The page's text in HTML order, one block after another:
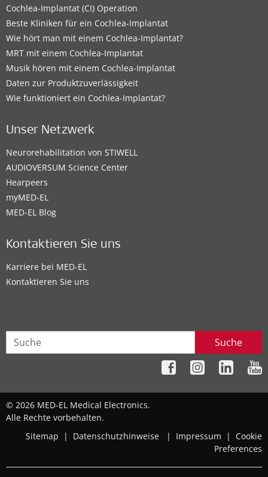
Cochlea-Implantat (CI) Operation
Beste Kliniken für ein Cochlea-Implantat
Wie hört man mit einem Cochlea-Implantat?
MRT mit einem Cochlea-Implantat
Musik hören mit einem Cochlea-Implantat
Daten zur Produktzuverlässigkeit
Wie funktioniert ein Cochlea-Implantat?
Unser Netzwerk
Neurorehabilitation von STIWELL
AUDIOVERSUM Science Center
Hearpeers
myMED‑EL
MED-EL Blog
Kontaktieren Sie uns
Karriere bei MED-EL
Kontaktieren Sie uns
Suche
© 2026 MED-EL Medical Electronics.
Alle Rechte vorbehalten.
Sitemap
| Datenschutzhinweise | Impressum | Cookie
Preferences